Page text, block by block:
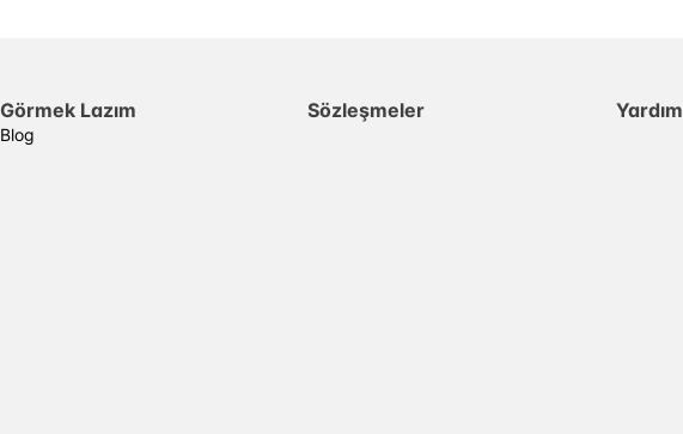
Görmek Lazım
Blog
Sözleşmeler Yardım